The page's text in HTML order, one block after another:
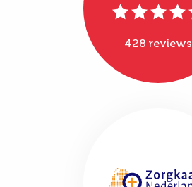
428 reviews